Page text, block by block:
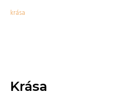
krása
Krása